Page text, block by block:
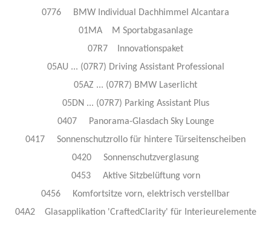
0776 BMW Individual Dachhimmel Alcantara
01MA M Sportabgasanlage
07R7 Innovationspaket
05AU ... (07R7) Driving Assistant Professional
05AZ ... (07R7) BMW Laserlicht
05DN ... (07R7) Parking Assistant Plus
0407 Panorama-Glasdach Sky Lounge
0417 Sonnenschutzrollo für hintere Türseitenscheiben
0420 Sonnenschutzverglasung
0453 Aktive Sitzbelüftung vorn
0456 Komfortsitze vorn, elektrisch verstellbar
04A2 Glasapplikation 'CraftedClarity' für Interieurelemente